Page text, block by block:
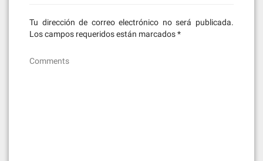
Tu dirección de correo electrónico no será publicada.
Los campos requeridos están marcados*
Comments